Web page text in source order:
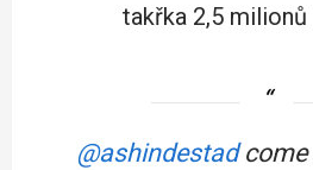
takřka 2,5 milionů
@ashindestadcome